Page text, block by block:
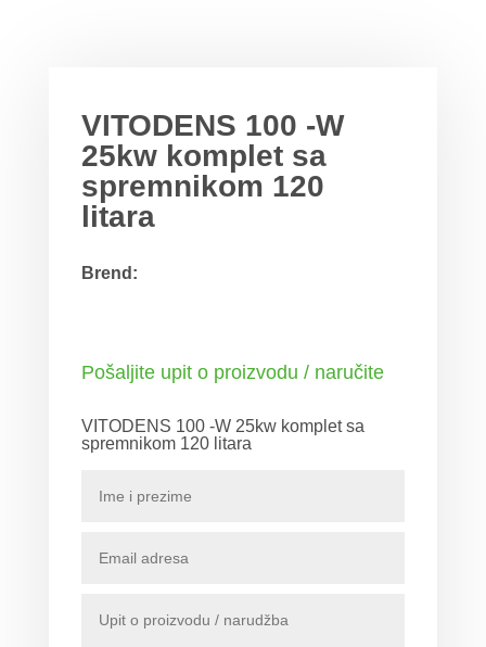
VITODENS 100 -W
25kw komplet sa
spremnikom 120
litara
Brend:
Pošaljite upit o proizvodu / naručite
VITODENS 100 -W 25kw komplet sa
spremnikom 120 litara